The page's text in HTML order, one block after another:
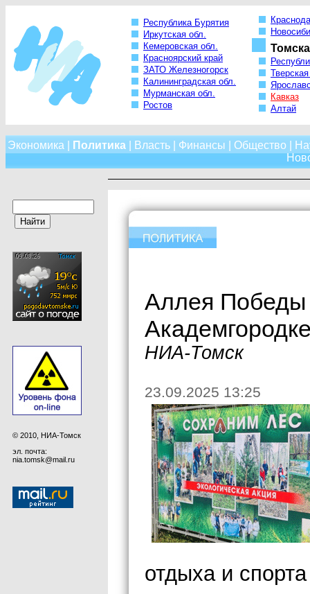
Республика Бурятия
Иркутская обл.
Кемеровская обл.
Красноярский край
ЗАТО Железногорск
Калининградская обл.
Мурманская обл.
Ростов
Кавказ
Алтай
Экономика Политика| Власть| Финансы Общество
© 2010, НИА-Томск
эл. почта:
nia.tomsk@mail.ru
Аллея Победы
НИА-Томск
23.09.2025 13:25
отдыха и